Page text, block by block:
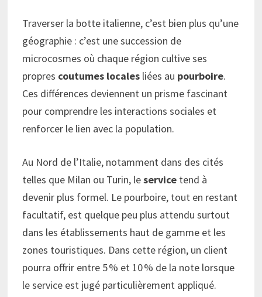
Traverser la botte italienne, c’est bien plus qu’une
géographie : c’est une succession de
microcosmes où chaque région cultive ses
propres coutumes locales liées au pourboire.
Ces différences deviennent un prisme fascinant
pour comprendre les interactions sociales et
renforcer le lien avec la population.
Au Nord de l’Italie, notamment dans des cités
telles que Milan ou Turin, leservice tend à
devenir plus formel. Le pourboire, tout en restant
facultatif, est quelque peu plus attendu surtout
dans les établissements haut de gamme et les
zones touristiques. Dans cette région, un client
pourra offrir entre 5 % et 10 % de la note lorsque
le service est jugé particulièrement appliqué.